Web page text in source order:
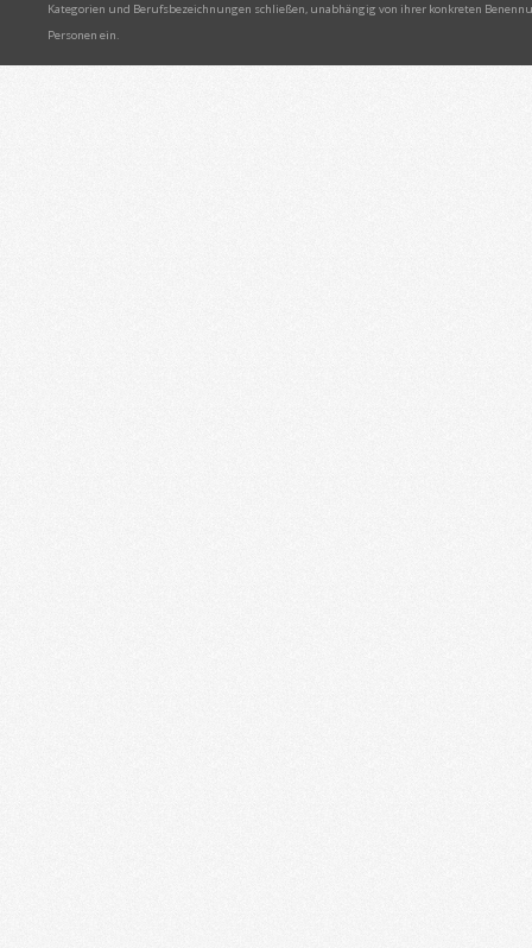
Kategorien und Berufsbezeichnungen schließen, unabhängig von ihrer konkreten
Personen ein.